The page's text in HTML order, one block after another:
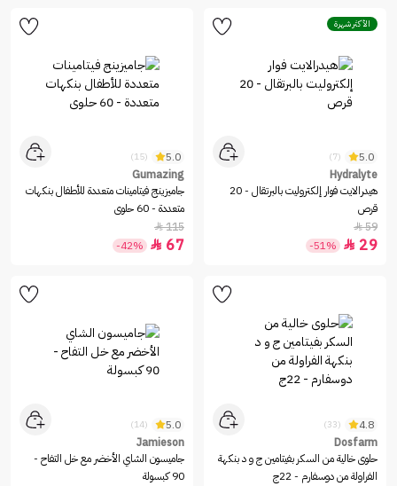
الأكثر شهرة
5.0
(7)
Hydralyte
هيدرالايت فوار إلكتروليت بالبرتقال - 20
قرص
59

29

-51%
5.0
(15)
Gumazing
جاميزينج فيتامينات متعددة للأطفال بنكهات
متعددة - 60 حلوى
115

67

-42%
4.8
(33)
Dosfarm
حلوى خالية من السكر بفيتامين ج و د بنكهة
الفراولة من دوسفارم - 22ج
5.0
(14)
Jamieson
جاميسون الشاي الأخضر مع خل التفاح -
90 كبسولة